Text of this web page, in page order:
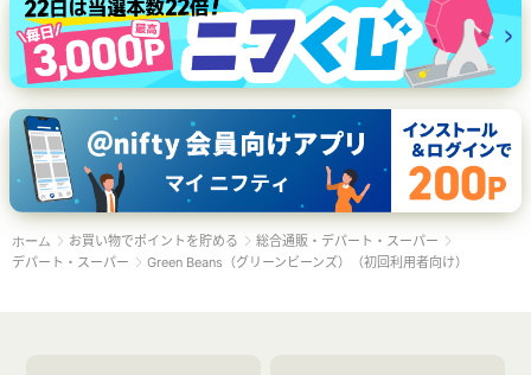
ホーム お買い物でポイントを貯める
総合通販・デパート・スーパー
デパート・スーパー
Green Beans（グリーンビーンズ）（初回利用者向け）